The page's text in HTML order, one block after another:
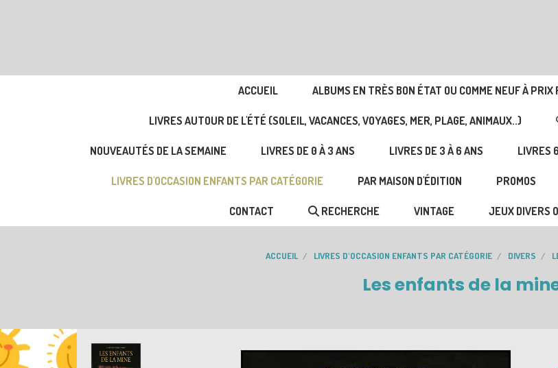
ACCUEIL ALBUMS EN TRÈS BON ÉTAT OU COMME NEUF À PRIX
LIVRES AUTOUR DE L'ÉTÉ (SOLEIL, VACANCES, VOYAGES, MER, PLAGE, ANIMAUX..)
NOUVEAUTÉS DE LA SEMAINE LIVRES DE 0 À 3 ANS LIVRES DE 3 À 6 ANS LIVRES
LIVRES D'OCCASION ENFANTS PAR CATÉGORIE PAR MAISON D'ÉDITION PROMOS
CONTACT RECHERCHE VINTAGE JEUX DIVERS
ACCUEIL LIVRES D'OCCASION ENFANTS PAR CATÉGORIE DIVERS
Les enfants de la